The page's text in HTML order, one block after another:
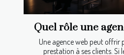
Quel rôle une
Une agence web peut offrir
prestation à ses clients. Si